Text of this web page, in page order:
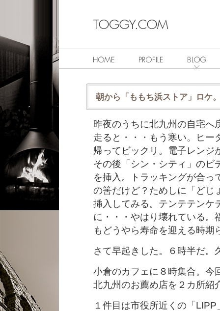
朝から「ももち浜ストア」ロケ
昨夜のうちに北九州の自宅へ
走ると・・・もう寒い。ヒー
帰ってビックリ。電子レンジ
その後「シン・シティ」のビ
を挿入。トラッキングが合っ
の筈だけど？ためしに「どじ
挿入してみる。テンテテンケ
に・・・やはり壊れている。
もどうやら寿命を迎える時期
さて早起きした。６時半だ。
小倉のカフェに８時集合。今
北九州のお薦め店を２カ所紹
１件目は市役所近くの「